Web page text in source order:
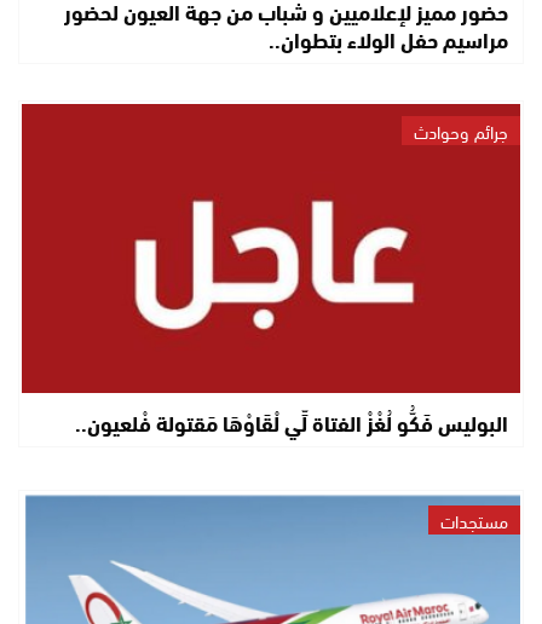
حضور مميز لإعلاميين و شباب من جهة العيون لحضور
مراسيم حفل الولاء بتطوان..
جرائم وحوادث
البوليس فَكُّو لُغْزْ الفتاة لِّي لْقَاوْهَا مَقتولة فْلعيون..
مستجدات